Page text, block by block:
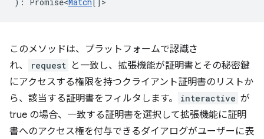
このメソッドは、プラットフォームで認識さ
れ、
request と一致し、拡張機能が証明書とその秘密鍵
にアクセスする権限を持つクライアント証明書のリストか
ら、該当する証明書をフィルタします。
interactive が
true の場合、一致する証明書を選択して拡張機能に証明
書へのアクセス権を付与できるダイアログがユーザーに表